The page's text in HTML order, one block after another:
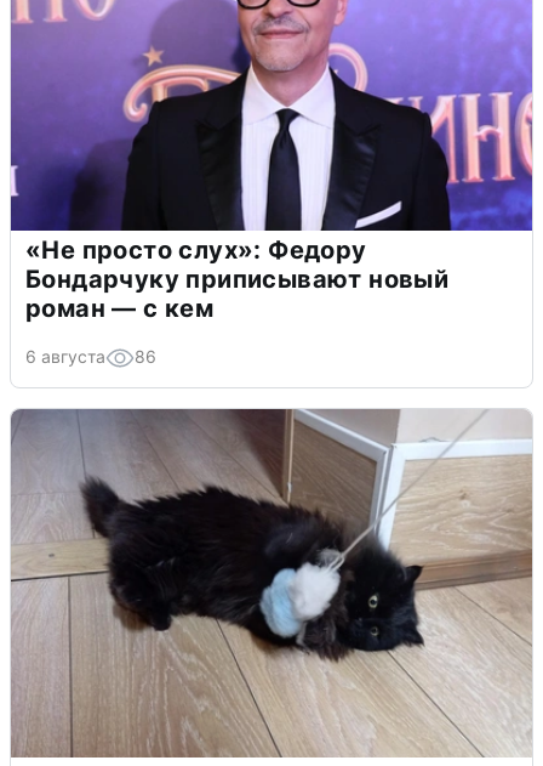
«Не просто слух»: Федору
Бондарчуку приписывают новый
роман — с кем
6 августа 86